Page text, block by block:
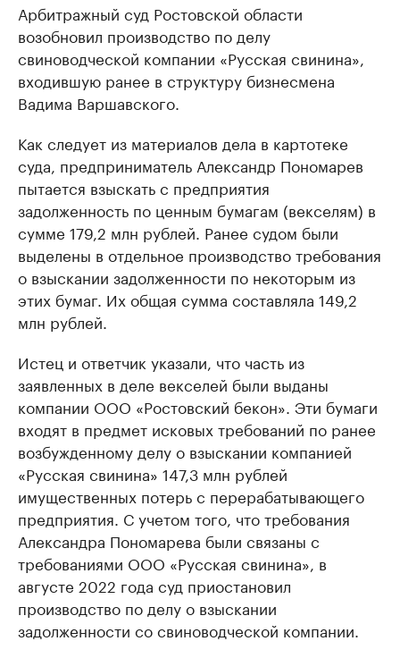
Арбитражный суд Ростовской области
возобновил производство по делу
свиноводческой компании «Русская свинина»,
входившую ранее в структуру бизнесмена
Вадима Варшавского.
Как следует из материалов дела в картотеке
суда, предприниматель Александр Пономарев
пытается взыскать с предприятия
задолженность по ценным бумагам (векселям) в
сумме 179,2 млн рублей. Ранее судом были
выделены в отдельное производство требования
о взыскании задолженности по некоторым из
этих бумаг. Их общая сумма составляла 149,2
млн рублей.
Истец и ответчик указали, что часть из
заявленных в деле векселей были выданы
компании ООО «Ростовский бекон». Эти бумаги
входят в предмет исковых требований по ранее
возбужденному делу о взыскании компанией
«Русская свинина» 147,3 млн рублей
имущественных потерь с перерабатывающего
предприятия. С учетом того, что требования
Александра Пономарева были связаны с
требованиями ООО «Русская свинина», в
августе 2022 года суд приостановил
производство по делу о взыскании
задолженности со свиноводческой компании.